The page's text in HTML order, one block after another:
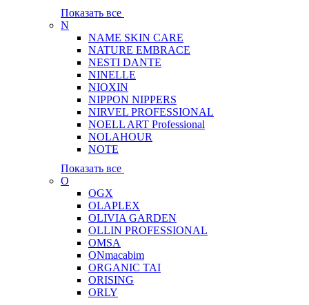
Показать все
N
NAME SKIN CARE
NATURE EMBRACE
NESTI DANTE
NINELLE
NIOXIN
NIPPON NIPPERS
NIRVEL PROFESSIONAL
NOELL ART Professional
NOLAHOUR
NOTE
Показать все
O
OGX
OLAPLEX
OLIVIA GARDEN
OLLIN PROFESSIONAL
OMSA
ONmacabim
ORGANIC TAI
ORISING
ORLY